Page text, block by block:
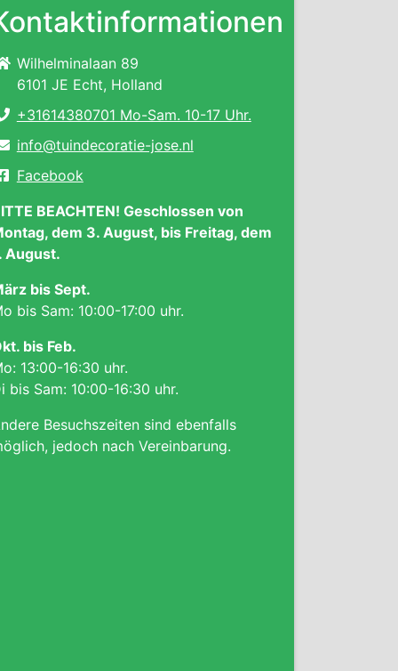
Wilhelminalaan 89
6101 JE Echt, Holland
+31614380701 Mo-Sam. 10-17 Uhr.
info@tuindecoratie-jose.nl
Facebook
BEACHTEN! Geschlossen von
dem 3. August, bis Freitag, dem
August.
bis Sept.
bis Sam: 10:00-17:00 uhr.
bis Feb.
13:00-16:30 uhr.
bis Sam: 10:00-16:30 uhr.
Besuchszeiten sind ebenfalls
jedoch nach Vereinbarung.